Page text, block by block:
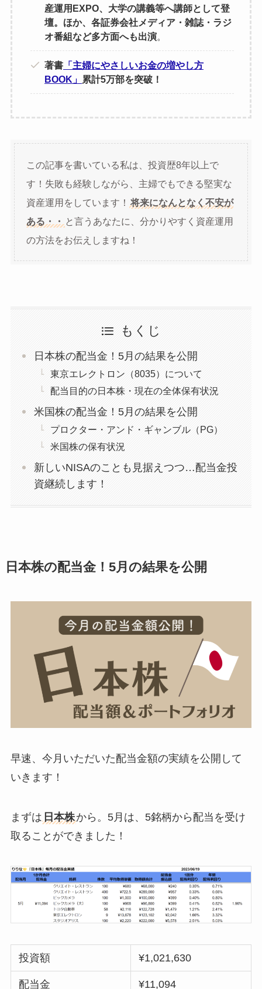
産運用EXPO、大学の講義等へ講師として登
壇。ほか、各証券会社メディア・雑誌・ラジ
オ番組など多方面へも出演
著書 「主婦にやさしいお金の増やし方
BOOK」 累計5万部を突破！
この記事を書いている私は、投資歴8年以上で
す！失敗も経験しながら、主婦でもできる堅実な
資産運用をしています！ 将来になんとなく不安が
ある・・
と言うあなたに、分かりやすく資産運用
の方法をお伝えしますね！
もくじ
日本株の配当金！5月の結果を公開
東京エレクトロン（8035）について
配当目的の日本株・現在の全体保有状況
米国株の配当金！5月の結果を公開
プロクター・アンド・ギャンブル（PG）
米国株の保有状況
新しいNISAのことも見据えつつ…配当金投
資継続します！
日本株の配当金！5月の結果を公開
早速、今月いただいた配当金額の実績を公開して
いきます！
まずは 日本株から。5月は、5銘柄から配当を受け
取ることができました！
投資額 ¥1,021,630
配当金 ¥11,094